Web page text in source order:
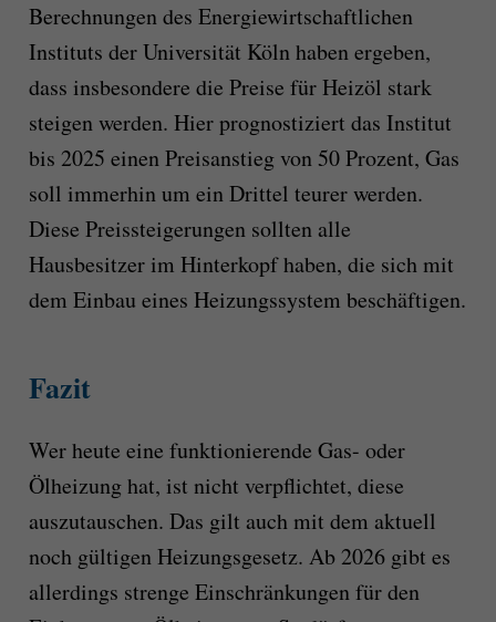
Berechnungen des Energiewirtschaftlichen
Instituts der Universität Köln haben ergeben,
dass insbesondere die Preise für Heizöl stark
steigen werden. Hier prognostiziert das Institut
bis 2025 einen Preisanstieg von 50 Prozent, Gas
soll immerhin um ein Drittel teurer werden.
Diese Preissteigerungen sollten alle
Hausbesitzer im Hinterkopf haben, die sich mit
dem Einbau eines Heizungssystem beschäftigen.
Fazit
Wer heute eine funktionierende Gas- oder
Ölheizung hat, ist nicht verpflichtet, diese
auszutauschen. Das gilt auch mit dem aktuell
noch gültigen Heizungsgesetz. Ab 2026 gibt es
allerdings strenge Einschränkungen für den